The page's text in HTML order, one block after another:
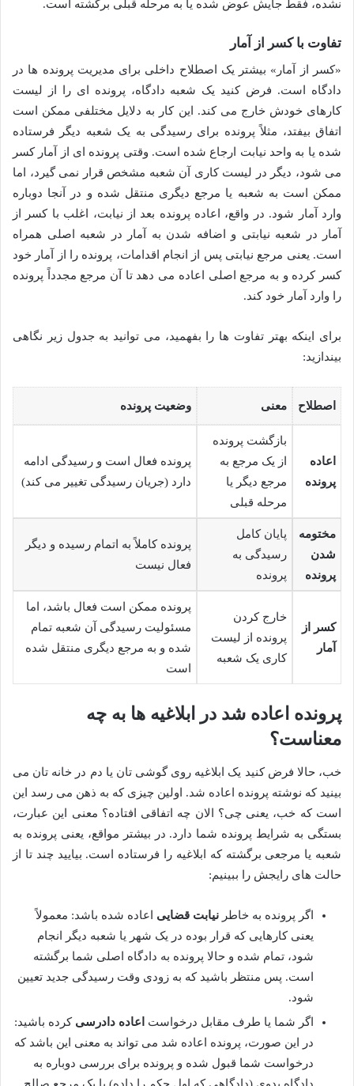
نشده، فقط جایش عوض شده یا به مرحله قبلی برگشته است.
تفاوت با کسر از آمار
«کسر از آمار» بیشتر یک اصطلاح داخلی برای مدیریت پرونده ها در
دادگاه است. فرض کنید یک شعبه دادگاه، پرونده ای را از لیست
کارهای خودش خارج می کند. این کار به دلایل مختلفی ممکن است
اتفاق بیفتد، مثلاً پرونده برای رسیدگی به یک شعبه دیگر فرستاده
شده یا به واحد نیابت ارجاع شده است. وقتی پرونده ای از آمار کسر
می شود، دیگر در لیست کاری آن شعبه مشخص قرار نمی گیرد، اما
ممکن است به شعبه یا مرجع دیگری منتقل شده و در آنجا دوباره
وارد آمار شود. در واقع، اعاده پرونده بعد از نیابت، اغلب با کسر از
آمار در شعبه نیابتی و اضافه شدن به آمار در شعبه اصلی همراه
است. یعنی مرجع نیابتی پس از انجام اقدامات، پرونده را از آمار خود
کسر کرده و به مرجع اصلی اعاده می دهد تا آن مرجع مجدداً پرونده
را وارد آمار خود کند.
برای اینکه بهتر تفاوت ها را بفهمید، می توانید به جدول زیر نگاهی
بیندازید:
اصطلاح معنی وضعیت پرونده
اعاده
پرونده
بازگشت پرونده
از یک مرجع به
مرجع دیگر یا
مرحله قبلی
پرونده فعال است و رسیدگی ادامه
دارد (جریان رسیدگی تغییر می کند)
مختومه
شدن
پرونده
پایان کامل
رسیدگی به
پرونده
پرونده کاملاً به اتمام رسیده و دیگر
فعال نیست
کسر از
آمار
خارج کردن
پرونده از لیست
کاری یک شعبه
پرونده ممکن است فعال باشد، اما
مسئولیت رسیدگی آن شعبه تمام
شده و به مرجع دیگری منتقل شده
است
پرونده اعاده شد در ابلاغیه ها به چه
معناست؟
خب، حالا فرض کنید یک ابلاغیه روی گوشی تان یا دم در خانه تان می
بینید که نوشته پرونده اعاده شد. اولین چیزی که به ذهن می رسد این
است که خب، یعنی چی؟ الان چه اتفاقی افتاده؟ معنی این عبارت،
بستگی به شرایط پرونده شما دارد. در بیشتر مواقع، یعنی پرونده به
شعبه یا مرجعی برگشته که ابلاغیه را فرستاده است. بیایید چند تا از
حالت های رایجش را ببینیم:
اگر پرونده به خاطر نیابت قضایی اعاده شده باشد: معمولاً
یعنی کارهایی که قرار بوده در یک شهر یا شعبه دیگر انجام
شود، تمام شده و حالا پرونده به دادگاه اصلی شما برگشته
است. پس منتظر باشید که به زودی وقت رسیدگی جدید تعیین
شود.
اگر شما یا طرف مقابل درخواست
اعاده دادرسی کرده باشید:
در این صورت، پرونده اعاده شد می تواند به معنی این باشد که
درخواست شما قبول شده و پرونده برای بررسی دوباره به
دادگاه بدوی (دادگاهی که اول حکم را داده) یا یک مرجع صالح